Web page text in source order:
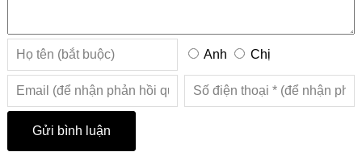
Anh Chị